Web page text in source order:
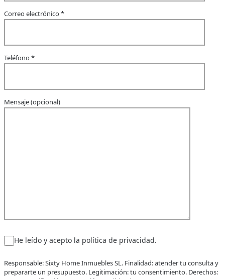
Correo electrónico *
Teléfono *
Mensaje (opcional)
He leído y acepto la política de privacidad.
Responsable: Sixty Home Inmuebles SL. Finalidad: atender tu consulta y
prepararte un presupuesto. Legitimación: tu consentimiento. Derechos: